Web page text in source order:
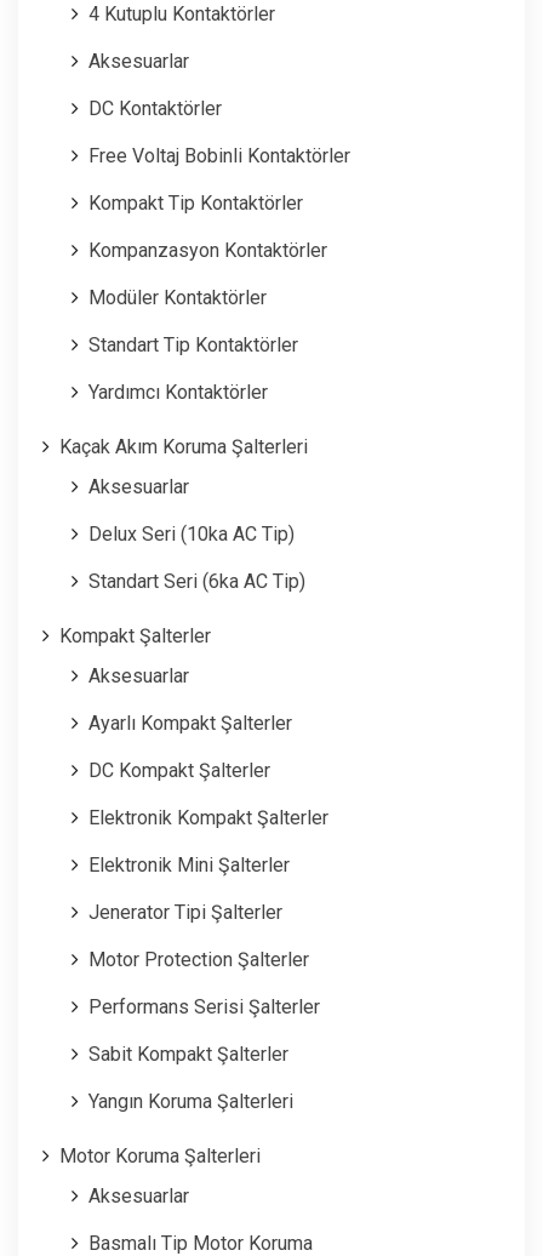
4 Kutuplu Kontaktörler
Aksesuarlar
DC Kontaktörler
Free Voltaj Bobinli Kontaktörler
Kompakt Tip Kontaktörler
Kompanzasyon Kontaktörler
Modüler Kontaktörler
Standart Tip Kontaktörler
Yardımcı Kontaktörler
Kaçak Akım Koruma Şalterleri
Aksesuarlar
Delux Seri (10ka AC Tip)
Standart Seri (6ka AC Tip)
Kompakt Şalterler
Aksesuarlar
Ayarlı Kompakt Şalterler
DC Kompakt Şalterler
Elektronik Kompakt Şalterler
Elektronik Mini Şalterler
Jenerator Tipi Şalterler
Motor Protection Şalterler
Performans Serisi Şalterler
Sabit Kompakt Şalterler
Yangın Koruma Şalterleri
Motor Koruma Şalterleri
Aksesuarlar
Basmalı Tip Motor Koruma